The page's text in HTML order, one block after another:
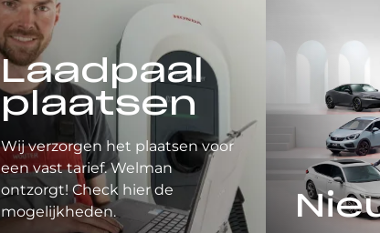
Laadpaal
plaatsen
Wij verzorgen het plaatsen voor
een vast tarief. Welman
ontzorgt! Check hier de
mogelijkheden.